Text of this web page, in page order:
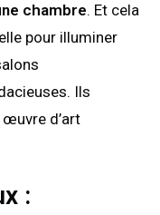
chambre. Et cela
pour illuminer
Ils
d’art
: